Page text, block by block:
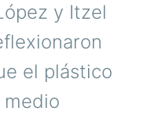
y Itzel
el plástico
medio